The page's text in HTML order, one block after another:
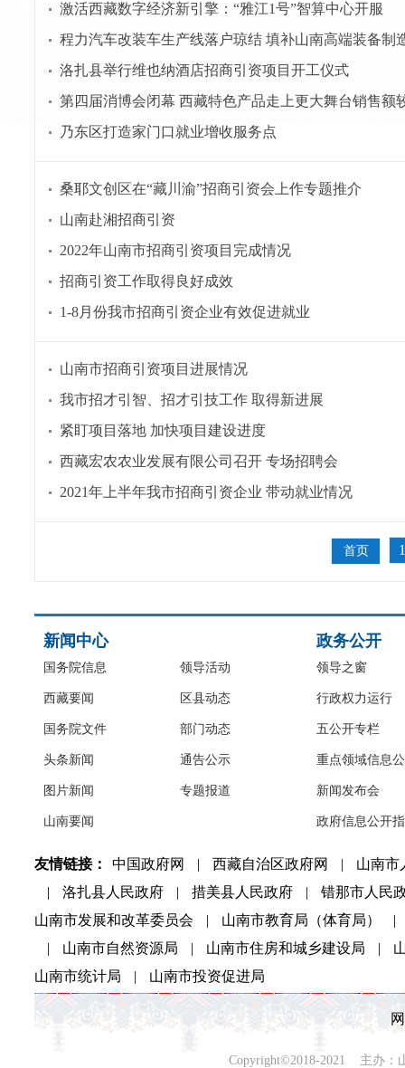
激活西藏数字经济新引擎：“雅江1号”智算中心开服
程力汽车改装车生产线落户琼结 填补山南高端装备制
洛扎县举行维也纳酒店招商引资项目开工仪式
第四届消博会闭幕 西藏特色产品走上更大舞台销售额
乃东区打造家门口就业增收服务点
桑耶文创区在“藏川渝”招商引资会上作专题推介
山南赴湘招商引资
2022年山南市招商引资项目完成情况
招商引资工作取得良好成效
1-8月份我市招商引资企业有效促进就业
山南市招商引资项目进展情况
我市招才引智、招才引技工作 取得新进展
紧盯项目落地 加快项目建设进度
西藏宏农农业发展有限公司召开 专场招聘会
2021年上半年我市招商引资企业 带动就业情况
首页 1
新闻中心
国务院信息
西藏要闻
国务院文件
头条新闻
图片新闻
山南要闻
领导活动
区县动态
部门动态
通告公示
专题报道
政务公开
领导之窗
行政权力运行
五公开专栏
重点领域信息
新闻发布会
政府信息公开
友情链接： 中国政府网 | 西藏自治区政府网 |
山南市
|
洛扎县人民政府 | 措美县人民政府 |
错那市人民
山南市发展和改革委员会
| 山南市教育局（体育局）
|
|
山南市自然资源局 | 山南市住房和城乡建设局 |
山南市统计局
| 山南市投资促进局
Copyright©2018-2021 主办：